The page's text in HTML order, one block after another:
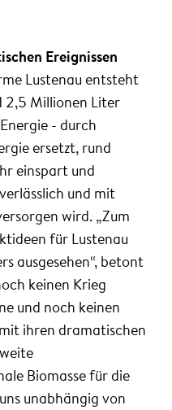
Ereignissen
Lustenau entsteht
2,5 Millionen Liter
- durch
ersetzt, rund
einspart und
und mit
wird. „Zum
für Lustenau
ausgesehen“, betont
keinen Krieg
und noch keinen
ihren dramatischen
Biomasse für die
unabhängig von